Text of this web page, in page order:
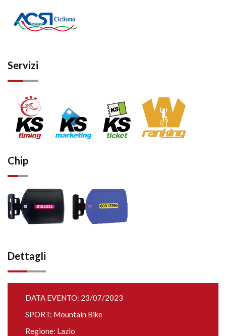
Servizi
Chip
Dettagli
DATA EVENTO: 23/07/2023
SPORT: Mountain Bike
Regione: Lazio